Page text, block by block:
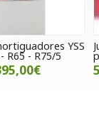
Scorpion
1000 RR